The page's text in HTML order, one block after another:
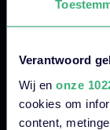
Verantwoord
Wij en onze
cookies om
content,
Disclaimer
Cookies &
Algemene